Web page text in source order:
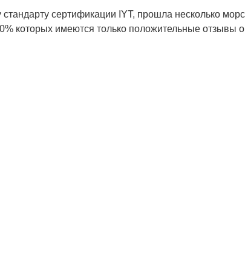
сертификации IYT, прошла несколько
которых имеются только положительные